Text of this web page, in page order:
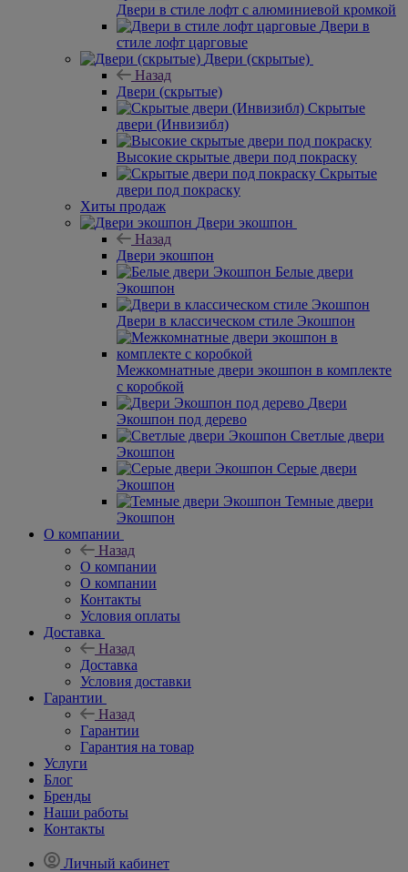
Двери в стиле лофт с алюминиевой кромкой
Двери в
стиле лофт царговые
Двери (скрытые)
Назад
Двери (скрытые)
Скрытые
двери (Инвизибл)
Высокие скрытые двери под покраску
Скрытые
двери под покраску
Хиты продаж
Двери экошпон
Назад
Двери экошпон
Белые двери
Экошпон
Двери в классическом стиле Экошпон
Межкомнатные двери экошпон в комплекте
с коробкой
Двери
Экошпон под дерево
Светлые двери
Экошпон
Серые двери
Экошпон
Темные двери
Экошпон
О компании
Назад
О компании
О компании
Контакты
Условия оплаты
Доставка
Назад
Доставка
Условия доставки
Гарантии
Назад
Гарантии
Гарантия на товар
Услуги
Блог
Бренды
Наши работы
Контакты
Личный кабинет